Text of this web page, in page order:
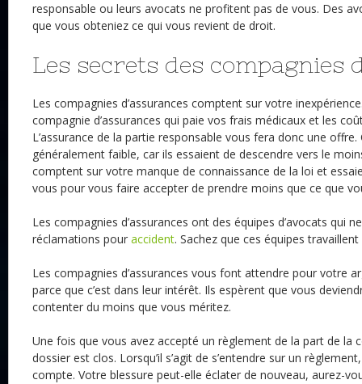
responsable ou leurs avocats ne profitent pas de vous. Des
que vous obteniez ce qui vous revient de droit.
Les secrets des compagnies
Les compagnies d’assurances comptent sur votre
compagnie d’assurances qui paie vos frais médicaux et les
L’assurance de la partie responsable vous fera donc une
généralement faible, car ils essaient de descendre vers le
comptent sur votre manque de connaissance de la loi et
vous pour vous faire accepter de prendre moins que ce que
Les compagnies d’assurances ont des équipes d’avocats qui
réclamations pour accident. Sachez que ces équipes
Les compagnies d’assurances vous font attendre pour votre
parce que c’est dans leur intérêt. Ils espèrent que vous
contenter du moins que vous méritez.
Une fois que vous avez accepté un règlement de la part de la
dossier est clos. Lorsqu’il s’agit de s’entendre sur un
compte. Votre blessure peut-elle éclater de nouveau, aurez-